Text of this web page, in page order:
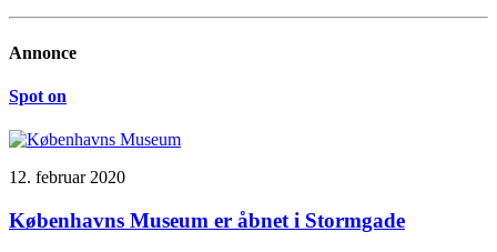
Annonce
Spot on
12. februar 2020
Københavns Museum er åbnet i Stormgade